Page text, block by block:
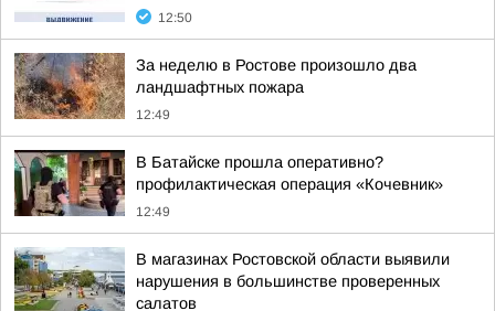
12:50
За неделю в Ростове произошло два
ландшафтных пожара
12:49
В Батайске прошла оперативно?
профилактическая операция «Кочевник»
12:49
В магазинах Ростовской области выявили
нарушения в большинстве проверенных
салатов